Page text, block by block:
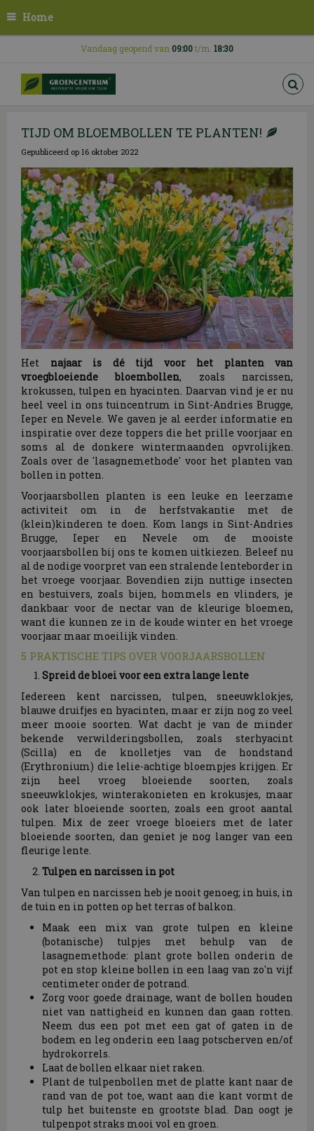
n
Home
Vandaag geopend van 09:00t/m. 18:30
TIJD OM BLOEMBOLLEN TE PLANTEN!
Gepubliceerd op 16 oktober 2022
Het najaar is dé tijd voor het planten van
vroegbloeiende bloembollen, zoals narcissen,
krokussen, tulpen en hyacinten. Daarvan vind je er nu
heel veel in ons tuincentrum in Sint-Andries Brugge,
Ieper en Nevele. We gaven je al eerder informatie en
inspiratie over deze toppers die het prille voorjaar en
soms al de donkere wintermaanden opvrolijken.
Zoals over de 'lasagnemethode' voor het planten van
bollen in potten.
Voorjaarsbollen planten is een leuke en leerzame
activiteit om in de herfstvakantie met de
(klein)kinderen te doen. Kom langs in Sint-Andries
Brugge, Ieper en Nevele om de mooiste
voorjaarsbollen bij ons te komen uitkiezen. Beleef nu
al de nodige voorpret van een stralende lenteborder in
het vroege voorjaar. Bovendien zijn nuttige insecten
en bestuivers, zoals bijen, hommels en vlinders, je
dankbaar voor de nectar van de kleurige bloemen,
want die kunnen ze in de koude winter en het vroege
voorjaar maar moeilijk vinden.
5 PRAKTISCHE TIPS OVER VOORJAARSBOLLEN
Spreid de bloei voor een extra lange lente
Iedereen kent narcissen, tulpen, sneeuwklokjes,
blauwe druifjes en hyacinten, maar er zijn nog zo veel
meer mooie soorten. Wat dacht je van de minder
bekende verwilderingsbollen, zoals sterhyacint
(Scilla) en de knolletjes van de hondstand
(Erythronium) die lelie-achtige bloempjes krijgen. Er
zijn heel vroeg bloeiende soorten, zoals
sneeuwklokjes, winterakonieten en krokusjes, maar
ook later bloeiende soorten, zoals een groot aantal
tulpen. Mix de zeer vroege bloeiers met de later
bloeiende soorten, dan geniet je nog langer van een
fleurige lente.
Tulpen en narcissen in pot
Van tulpen en narcissen heb je nooit genoeg; in huis, in
de tuin en in potten op het terras of balkon.
Maak een mix van grote tulpen en kleine
(botanische) tulpjes met behulp van de
lasagnemethode: plant grote bollen onderin de
pot en stop kleine bollen in een laag van zo'n vijf
centimeter onder de potrand.
Zorg voor goede drainage, want de bollen houden
niet van nattigheid en kunnen dan gaan rotten.
Neem dus een pot met een gat of gaten in de
bodem en leg onderin een laag potscherven en/of
hydrokorrels.
Laat de bollen elkaar niet raken.
Plant de tulpenbollen met de platte kant naar de
rand van de pot toe, want aan die kant vormt de
tulp het buitenste en grootste blad. Dan oogt je
tulpenpot straks mooi vol en groen.